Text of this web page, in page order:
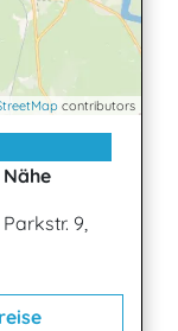
contributors
Parkstr. 9,